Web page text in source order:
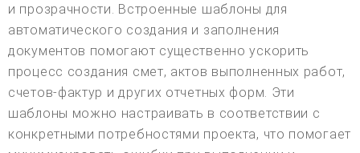
и прозрачности. Встроенные шаблоны для
автоматического создания и заполнения
документов помогают существенно ускорить
процесс создания смет, актов выполненных работ,
счетов-фактур и других отчетных форм. Эти
шаблоны можно настраивать в соответствии с
конкретными потребностями проекта, что помогает